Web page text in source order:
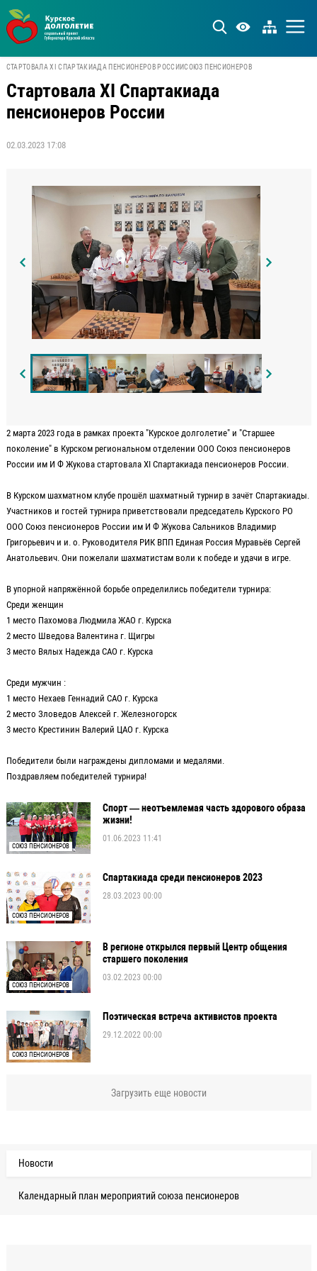
СТАРТОВАЛА XI СПАРТАКИАДА ПЕНСИОНЕРОВ РОССИИСОЮЗ ПЕНСИОНЕРОВ
Новости
Календарный план мероприятий союза пенсионеров
Стартовала XI Спартакиада
пенсионеров России
02.03.2023 17:08
2 марта 2023 года в рамках проекта "Курское долголетие" и "Старшее
поколение" в Курском региональном отделении ООО Союз пенсионеров
России им И Ф Жукова стартовала XI Спартакиада пенсионеров России.
В Курском шахматном клубе прошёл шахматный турнир в зачёт Спартакиады.
Участников и гостей турнира приветствовали председатель Курского РО
ООО Союз пенсионеров России им И Ф Жукова Сальников Владимир
Григорьевич и и. о. Руководителя РИК ВПП Единая Россия Муравьёв Сергей
Анатольевич. Они пожелали шахматистам воли к победе и удачи в игре.
В упорной напряжённой борьбе определились победители турнира:
Среди женщин
1 место Пахомова Людмила ЖАО г. Курска
2 место Шведова Валентина г. Щигры
3 место Вялых Надежда САО г. Курска
Среди мужчин :
1 место Нехаев Геннадий САО г. Курска
2 место Зловедов Алексей г. Железногорск
3 место Крестинин Валерий ЦАО г. Курска
Победители были награждены дипломами и медалями.
Поздравляем победителей турнира!
СОЮЗ ПЕНСИОНЕРОВ
Спорт — неотъемлемая часть здорового образа
жизни!
01.06.2023 11:41
СОЮЗ ПЕНСИОНЕРОВ
Спартакиада среди пенсионеров 2023
28.03.2023 00:00
СОЮЗ ПЕНСИОНЕРОВ
В регионе открылся первый Центр общения
старшего поколения
03.02.2023 00:00
СОЮЗ ПЕНСИОНЕРОВ
Поэтическая встреча активистов проекта
29.12.2022 00:00
Загрузить еще новости